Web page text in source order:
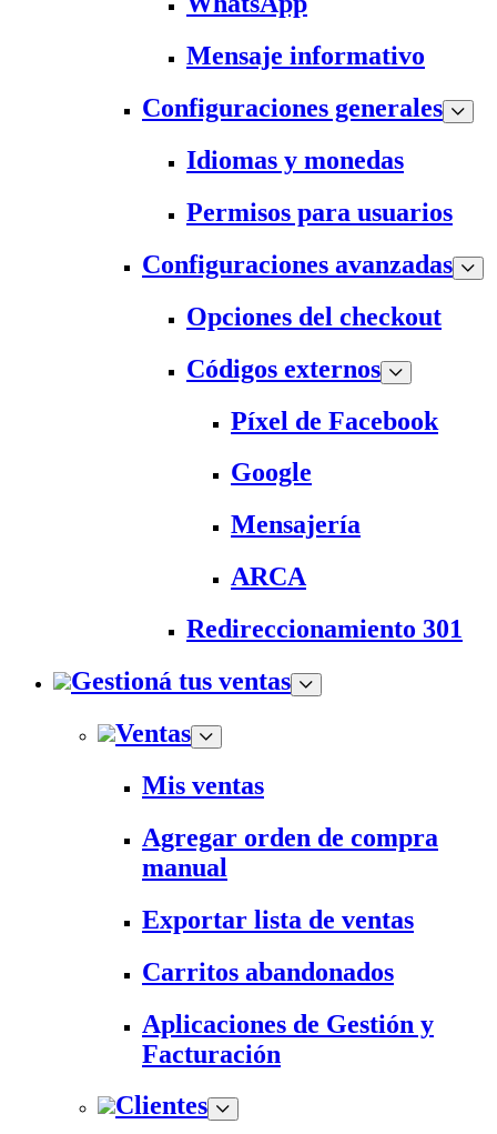
Mensaje informativo
Configuraciones generales
Idiomas y monedas
Permisos para usuarios
Configuraciones avanzadas
Opciones del checkout
Códigos externos
Píxel de Facebook
Google
Mensajería
ARCA
Redireccionamiento 301
Gestioná tus ventas
Ventas
Mis ventas
Agregar orden de compra
manual
Exportar lista de ventas
Carritos abandonados
Aplicaciones de Gestión y
Facturación
Clientes